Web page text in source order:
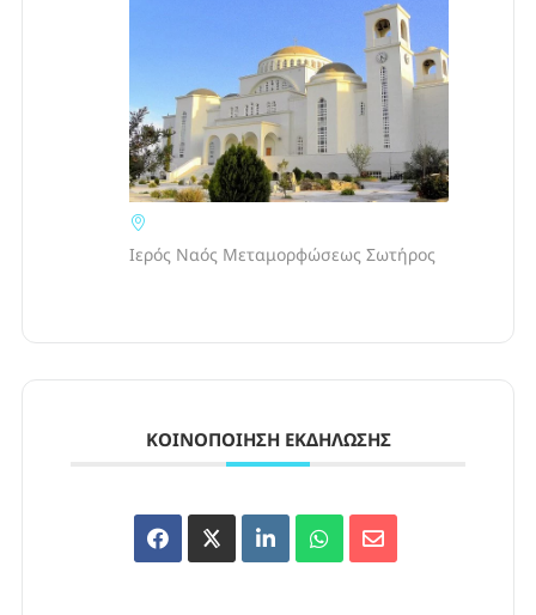
Ιερός Ναός Μεταμορφώσεως Σωτήρος
ΚΟΙΝΟΠΟΊΗΣΗ ΕΚΔΉΛΩΣΗΣ